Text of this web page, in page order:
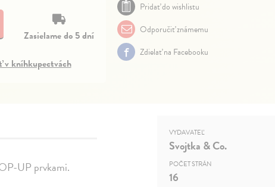
Zasielame do 5 dní
v kníhkupectvách
Pridať do wishlistu
Odporučiť známemu
Zdielať na Facebooku
UP prvkami.
VYDAVATEĽ
Svojtka & Co.
POČET STRÁN
16